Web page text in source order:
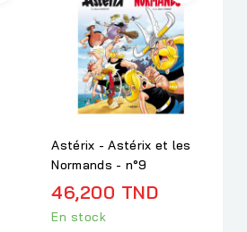
Astérix - Astérix et les
Normands - n°9
46,200 TND
En stock